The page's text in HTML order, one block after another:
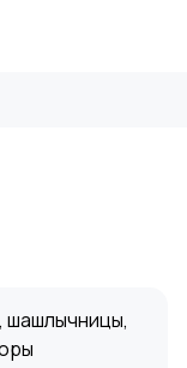
шашлычницы,